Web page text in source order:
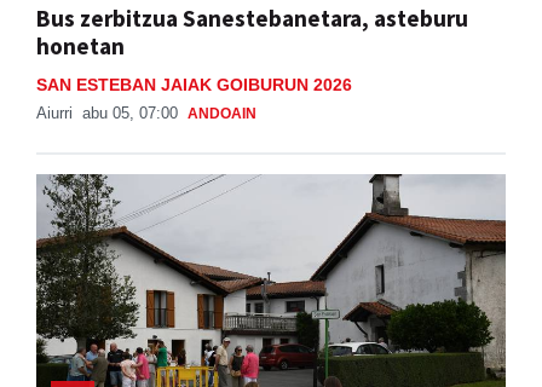
Bus zerbitzua Sanestebanetara, asteburu
honetan
SAN ESTEBAN JAIAK GOIBURUN 2026
Aiurri abu 05, 07:00 ANDOAIN